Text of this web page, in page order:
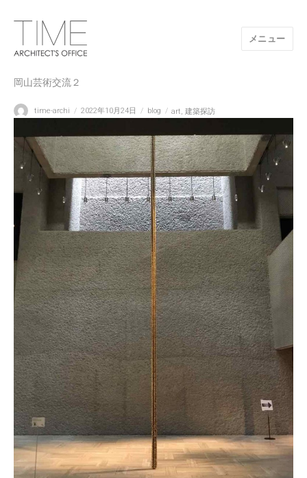
山口県/建築設計事務所/建築家 TIME
メニュー
岡山芸術交流２
投
time-archi
投
2022年10月24日
カ
ゴ
リ
ー
blog
タ
art ,建築探訪